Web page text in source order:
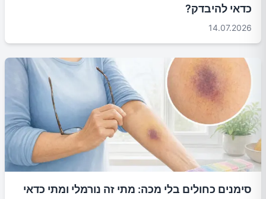
כדאי להיבדק?
14.07.2026
סימנים כחולים בלי מכה: מתי זה נורמלי ומתי כדאי